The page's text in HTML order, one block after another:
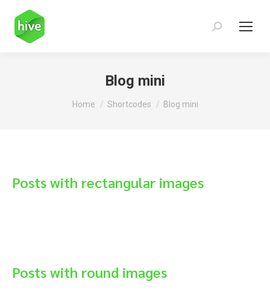
Search:
Blog mini
You are here:
Home Shortcodes Blog mini
Posts with rectangular images
Posts with round images